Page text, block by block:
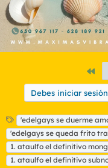
Debes iniciar
E
t
i
q
u
'edelgays se duerme
'edelgays se queda frito
1. ataulfo el definitivo
1. ataulfo el definitivo